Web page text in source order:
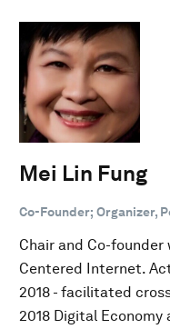
Mei Lin Fung
Co-Founder; Organizer,
Chair and Co-
Centered Internet.
2018 - facilitated
2018 Digital